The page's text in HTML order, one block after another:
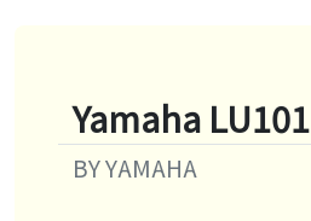
Yamaha LU101
BY YAMAHA